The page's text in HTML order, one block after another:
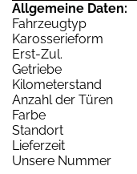
Allgemeine Daten:
Fahrzeugtyp
Karosserieform
Erst-Zul.
Getriebe
Kilometerstand
Anzahl der Türen
Farbe
Standort
Lieferzeit
Unsere Nummer